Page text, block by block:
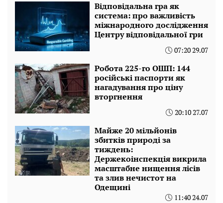
Відповідальна гра як
система: про важливість
міжнародного дослідження
Центру відповідальної гри
07:20 29.07
Робота 225-го ОШП: 144
російські паспорти як
нагадування про ціну
вторгнення
20:10 27.07
Майже 20 мільйонів
збитків природі за
тиждень:
Держекоінспекція викрила
масштабне нищення лісів
та злив нечистот на
Одещині
11:40 24.07